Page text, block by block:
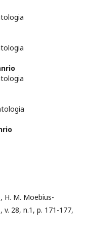
H. M. Moebius-
v. 28, n.1, p. 171-177,